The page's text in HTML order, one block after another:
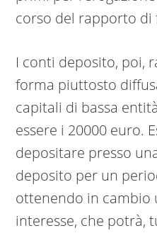
corso del rapporto di
I conti deposito, poi,
forma piuttosto
capitali di bassa
essere i 20000 euro.
depositare presso
deposito per un
ottenendo in cambio
interesse, che potrà,